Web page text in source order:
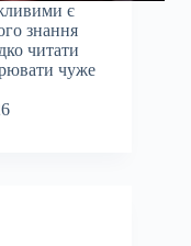
є
знання
читати
чуже